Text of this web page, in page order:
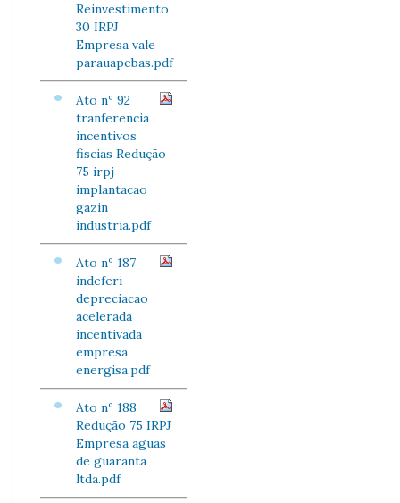
Reinvestimento
30 IRPJ
Empresa vale
parauapebas.pdf
Ato nº 92
tranferencia
incentivos
fiscias Redução
75 irpj
implantacao
gazin
industria.pdf
Ato nº 187
indeferi
depreciacao
acelerada
incentivada
empresa
energisa.pdf
Ato nº 188
Redução 75 IRPJ
Empresa aguas
de guaranta
ltda.pdf